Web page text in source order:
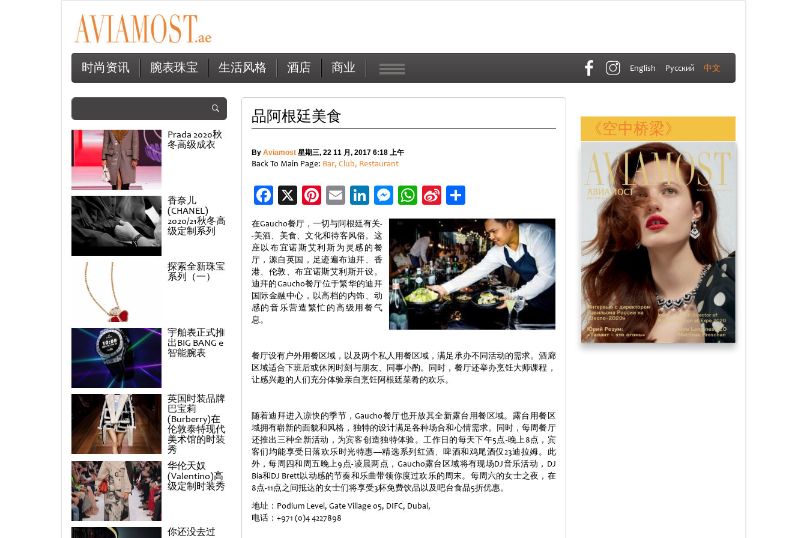
时尚资讯 腕表珠宝 生活风格 酒店 商业 English Русский 中文
Prada 2020秋
冬高级成衣
香奈儿
(CHANEL)
2020/21秋冬高
级定制系列
探索全新珠宝
系列（一）
宇舶表正式推
出BIG BANG e
智能腕表
英国时装品牌
巴宝莉
(Burberry)在
伦敦泰特现代
美术馆的时装
秀
华伦天奴
(Valentino)高
级定制时装秀
你还没去过
品阿根廷美食
By Aviamost星期三, 22 11 月, 2017 6:18 上午
Back To Main Page: Bar, Club, Restaurant
Facebook
X Pinterest
EmailLinkedIn
Messenger
WhatsApp
Sina
Weibo
分
享
在Gaucho餐厅，一切与阿根廷有关-
-美酒、美食、文化和待客风俗。这
座以布宜诺斯艾利斯为灵感的餐
厅，源自英国，足迹遍布迪拜、香
港、伦敦、布宜诺斯艾利斯开设。
迪拜的Gaucho餐厅位于繁华的迪拜
国际金融中心，以高档的内饰、动
感的音乐营造繁忙的高级用餐气
息。
餐厅设有户外用餐区域，以及两个私人用餐区域，满足承办不同活动的需求。酒廊
区域适合下班后或休闲时刻与朋友、同事小酌。同时，餐厅还举办烹饪大师课程，
让感兴趣的人们充分体验亲自烹饪阿根廷菜肴的欢乐。
随着迪拜进入凉快的季节，Gaucho餐厅也开放其全新露台用餐区域。露台用餐区
域拥有崭新的面貌和风格，独特的设计满足各种场合和心情需求。同时，每周餐厅
还推出三种全新活动，为宾客创造独特体验。工作日的每天下午5点-晚上8点，宾
客们均能享受日落欢乐时光特惠—精选系列红酒、啤酒和鸡尾酒仅23迪拉姆。此
外，每周四和周五晚上9点-凌晨两点，Gaucho露台区域将有现场DJ音乐活动，DJ
Bia和DJ Brett以动感的节奏和乐曲带领你度过欢乐的周末。每周六的女士之夜，在
8点-11点之间抵达的女士们将享受3杯免费饮品以及吧台食品5折优惠。
地址：Podium Level, Gate Village 05, DIFC, Dubai,
电话：+971 (0)4 4227898
《空中桥梁》